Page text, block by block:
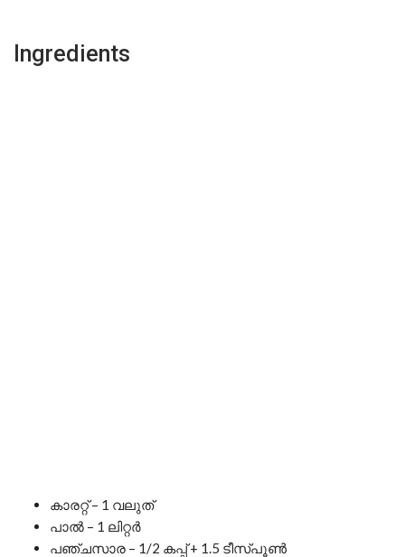
Ingredients
കാരറ്റ് – 1 വലുത്
പാൽ – 1 ലിറ്റർ
പഞ്ചസാര – 1/2 കപ്പ് + 1.5 ടീസ്പൂൺ